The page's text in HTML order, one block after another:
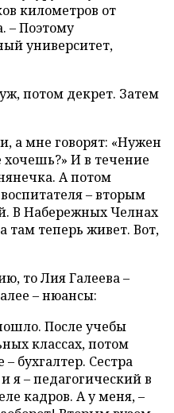
километров от
– Поэтому
университет,
потом декрет. Затем
а мне говорят: «Нужен
И в течение
А потом
– вторым
В Набережных Челнах
там теперь живет. Вот,
то Лия Галеева –
– нюансы:
После учебы
классах, потом
– бухгалтер. Сестра
я – педагогический в
кадров. А у меня, –